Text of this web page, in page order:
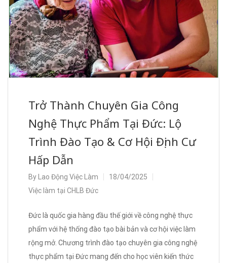
Trở Thành Chuyên Gia Công
Nghệ Thực Phẩm Tại Đức: Lộ
Trình Đào Tạo & Cơ Hội Định Cư
Hấp Dẫn
By Lao Động Việc Làm
18/04/2025
Việc làm tại CHLB Đức
Đức là quốc gia hàng đầu thế giới về công nghệ thực
phẩm với hệ thống đào tạo bài bản và cơ hội việc làm
rộng mở. Chương trình đào tạo chuyên gia công nghệ
thực phẩm tại Đức mang đến cho học viên kiến thức